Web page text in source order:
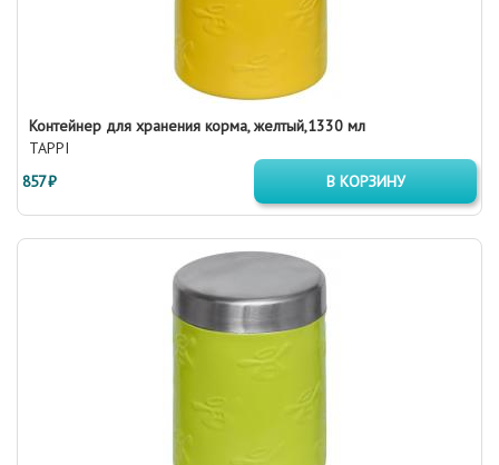
Контейнер для хранения корма, желтый,1330 мл
TAPPI
857 ₽
В КОРЗИНУ